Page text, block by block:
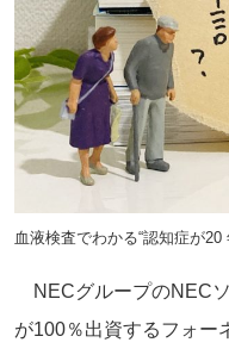
血液検査でわかる“認知症が20
NECグループのNEC
が100％出資するフォー